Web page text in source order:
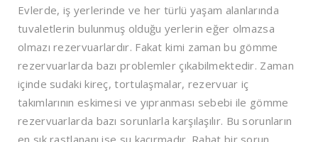
Evlerde, iş yerlerinde ve her türlü yaşam alanlarında
tuvaletlerin bulunmuş olduğu yerlerin eğer olmazsa
olmazı rezervuarlardır. Fakat kimi zaman bu gömme
rezervuarlarda bazı problemler çıkabilmektedir. Zaman
içinde sudaki kireç, tortulaşmalar, rezervuar iç
takımlarının eskimesi ve yıpranması sebebi ile gömme
rezervuarlarda bazı sorunlarla karşılaşılır. Bu sorunların